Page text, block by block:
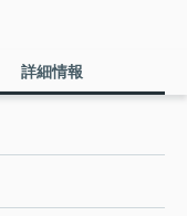
詳細情報